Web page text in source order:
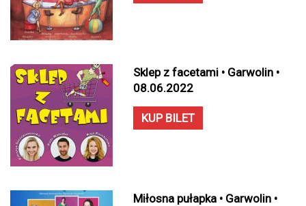
Sklep z facetami • Garwolin •
08.06.2022
KUP BILET
Miłosna pułapka • Garwolin •